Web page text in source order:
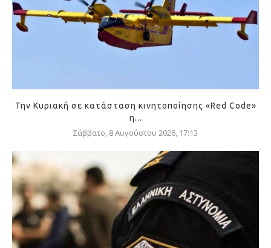
Την Κυριακή σε κατάσταση κινητοποίησης «Red Code»
η...
Σάββατο, 8 Αυγούστου 2026, 17:13